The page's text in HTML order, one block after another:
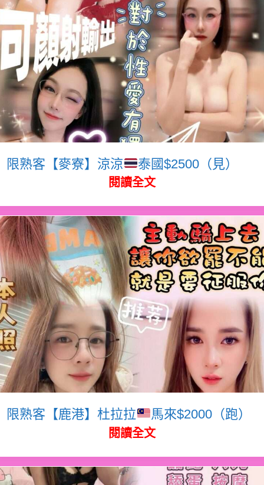
限熟客【麥寮】涼涼 泰國$2500（見）
閱讀全文
限熟客【鹿港】杜拉拉 馬來$2000（跑）
閱讀全文